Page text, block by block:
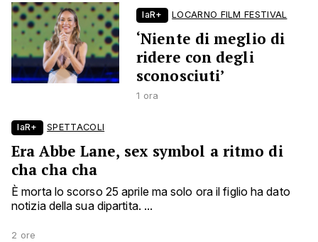
laR+ LOCARNO FILM FESTIVAL
‘Niente di meglio di
ridere con degli
sconosciuti’
1 ora
laR+ SPETTACOLI
Era Abbe Lane, sex symbol a ritmo di
cha cha cha
È morta lo scorso 25 aprile ma solo ora il figlio ha dato
notizia della sua dipartita. ...
2 ore